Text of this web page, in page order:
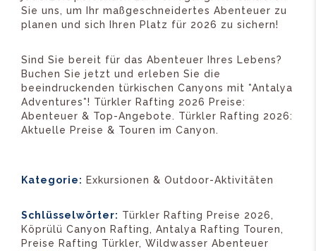
Sie uns, um Ihr maßgeschneidertes Abenteuer zu
planen und sich Ihren Platz für 2026 zu sichern!
Sind Sie bereit für das Abenteuer Ihres Lebens?
Buchen Sie jetzt und erleben Sie die
beeindruckenden türkischen Canyons mit *Antalya
Adventures*! Türkler Rafting 2026 Preise:
Abenteuer & Top-Angebote. Türkler Rafting 2026:
Aktuelle Preise & Touren im Canyon.
Kategorie: Exkursionen & Outdoor-Aktivitäten
Schlüsselwörter: Türkler Rafting Preise 2026,
Köprülü Canyon Rafting, Antalya Rafting Touren,
Preise Rafting Türkler, Wildwasser Abenteuer